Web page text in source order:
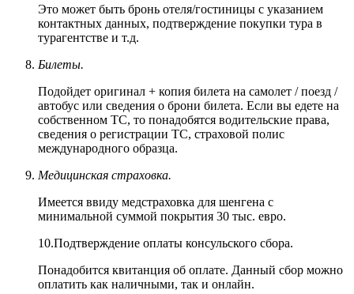
Это может быть бронь отеля/гостиницы с указанием
контактных данных, подтверждение покупки тура в
турагентстве и т.д.
Билеты.
Подойдет оригинал + копия билета на самолет / поезд /
автобус или сведения о брони билета. Если вы едете на
собственном ТС, то понадобятся водительские права,
сведения о регистрации ТС, страховой полис
международного образца.
Медицинская страховка.
Имеется ввиду медстраховка для шенгена с
минимальной суммой покрытия 30 тыс. евро.
10.Подтверждение оплаты консульского сбора.
Понадобится квитанция об оплате. Данный сбор можно
оплатить как наличными, так и онлайн.